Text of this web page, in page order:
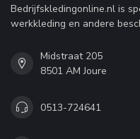
Bedrijfskledingonline.nl is
werkkleding en andere
Midstraat 205
8501 AM Joure
0513-724641